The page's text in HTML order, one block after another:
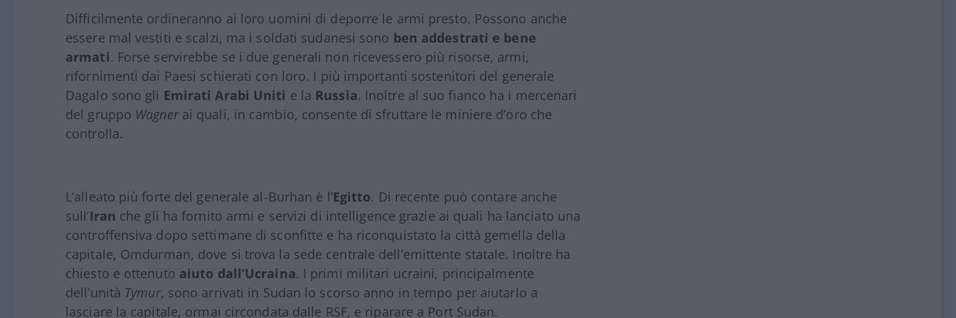
Difficilmente ordineranno ai loro uomini di deporre le armi presto. Possono anche
essere mal vestiti e scalzi, ma i soldati sudanesi sono ben addestrati e bene
armati. Forse servirebbe se i due generali non ricevessero più risorse, armi,
rifornimenti dai Paesi schierati con loro. I più importanti sostenitori del generale
Dagalo sono gli Emirati Arabi Uniti e la Russia. Inoltre al suo fianco ha i mercenari
del gruppo Wagnerai quali, in cambio, consente di sfruttare le miniere d’oro che
controlla.
L’alleato più forte del generale al-Burhan è l’Egitto. Di recente può contare anche
sull’Iran che gli ha fornito armi e servizi di intelligence grazie ai quali ha lanciato una
controffensiva dopo settimane di sconfitte e ha riconquistato la città gemella della
capitale, Omdurman, dove si trova la sede centrale dell’emittente statale. Inoltre ha
chiesto e ottenuto aiuto dall’Ucraina. I primi militari ucraini, principalmente
dell’unità Tymur, sono arrivati in Sudan lo scorso anno in tempo per aiutarlo a
lasciare la capitale, ormai circondata dalle RSF, e riparare a Port Sudan.